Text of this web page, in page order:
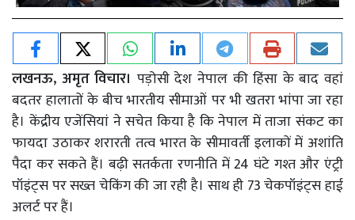
लखनऊ, अमृत विचार। पड़ोसी देश नेपाल की हिंसा के बाद वहां
बदतर हालातों के बीच भारतीय सीमाओं पर भी खतरा भांपा जा रहा
है। केंद्रीय एजेंसियां ने सचेत किया है कि नेपाल में ताजा संकट का
फायदा उठाकर शरारती तत्व भारत के सीमावर्ती इलाकों में अशांति
पैदा कर सकते हैं। बढ़ी सतर्कता रणनीति में 24 घंटे गश्त और एंट्री
पॉइंट्स पर सख्त चेकिंग की जा रही है। साथ ही 73 चेकपॉइंट्स हाई
अलर्ट पर हैं।